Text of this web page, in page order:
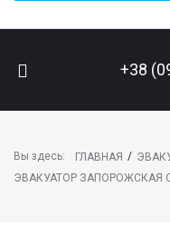
+38
Вы здесь: ГЛАВНАЯ /
ЭВАКУАТОР ЗАПОРОЖСКАЯ